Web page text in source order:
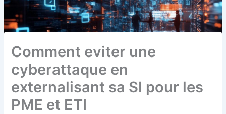
Comment eviter une
cyberattaque en
externalisant sa SI pour les
PME et ETI